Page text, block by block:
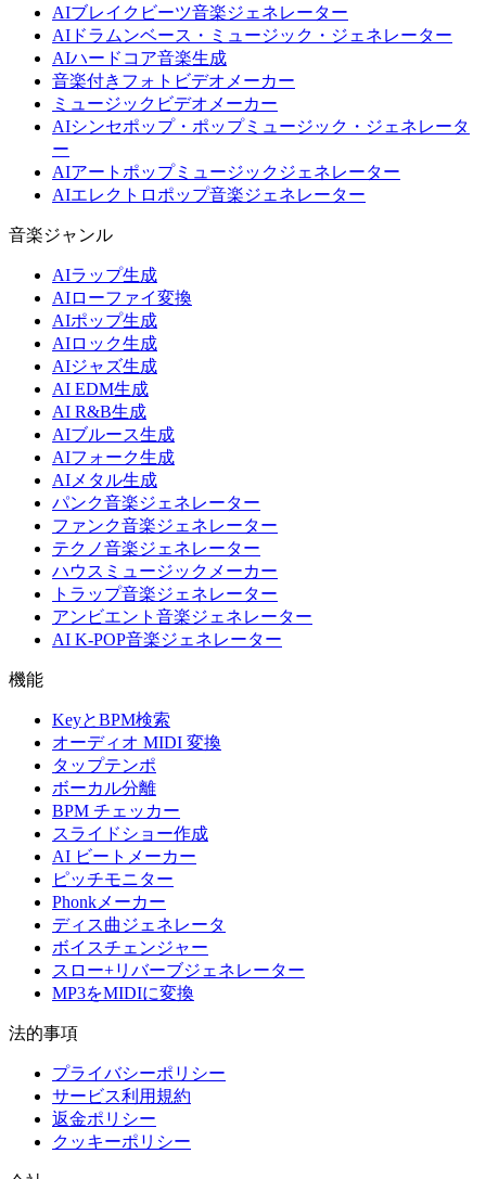
AIブレイクビーツ音楽ジェネレーター
AIドラムンベース・ミュージック・ジェネレーター
AIハードコア音楽生成
音楽付きフォトビデオメーカー
ミュージックビデオメーカー
AIシンセポップ・ポップミュージック・ジェネレータ
ー
AIアートポップミュージックジェネレーター
AIエレクトロポップ音楽ジェネレーター
音楽ジャンル
AIラップ生成
AIローファイ変換
AIポップ生成
AIロック生成
AIジャズ生成
AI EDM生成
AI R&B生成
AIブルース生成
AIフォーク生成
AIメタル生成
パンク音楽ジェネレーター
ファンク音楽ジェネレーター
テクノ音楽ジェネレーター
ハウスミュージックメーカー
トラップ音楽ジェネレーター
アンビエント音楽ジェネレーター
AI K-POP音楽ジェネレーター
機能
KeyとBPM検索
オーディオ MIDI 変換
タップテンポ
ボーカル分離
BPM チェッカー
スライドショー作成
AI ビートメーカー
ピッチモニター
Phonkメーカー
ディス曲ジェネレータ
ボイスチェンジャー
スロー+リバーブジェネレーター
MP3をMIDIに変換
法的事項
プライバシーポリシー
サービス利用規約
返金ポリシー
クッキーポリシー